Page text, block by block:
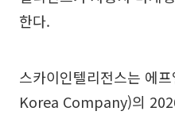
한다.
스카이인텔리전스는 에
Korea Company)의